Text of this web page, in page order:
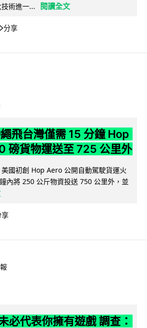
術進一...
閱讀全文
分享
飛台灣僅需 15 分鐘 Hop
磅貨物運送至 725 公里外
美國初創 Hop Aero 公開自動駕駛貨運火
內將 250 公斤物資投送 750 公里外，並
必代表你擁有遊戲 調查：